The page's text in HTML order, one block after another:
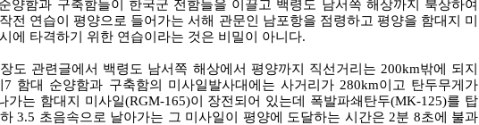
양함과 구축함들이 한국군 전함들을 이끌고 백령도 남서쪽 해상까지 북상하여
전 연습이 평양으로 들어가는 서해 관문인 남포항을 점령하고 평양을 함대지 미
에 타격하기 위한 연습이라는 것은 비밀이 아니다.
도 관련글에서 백령도 남서쪽 해상에서 평양까지 직선거리는 200km밖에 되지
7 함대 순양함과 구축함의 미사일발사대에는 사거리가 280km이고 탄두무게가
가는 함대지 미사일(RGM-165)이 장전되어 있는데 폭발파쇄탄두(MK-125)를 탑
3.5 초음속으로 날아가는 그 미사일이 평양에 도달하는 시간은 2분 8초에 불과